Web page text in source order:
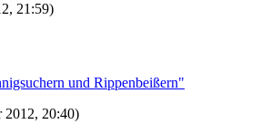
21:59)
und Rippenbeißern"
2012, 20:40)